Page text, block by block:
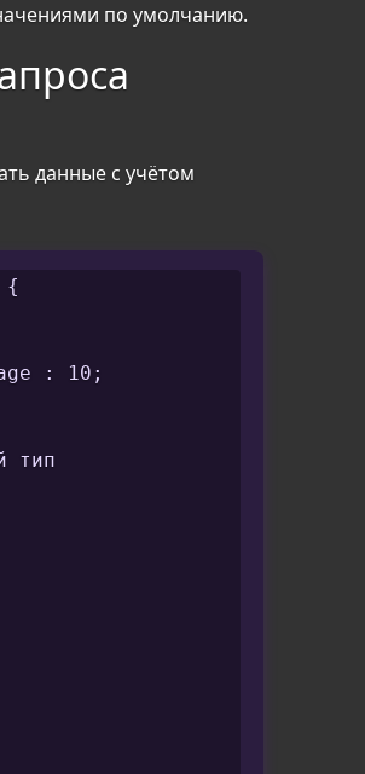
по умолчанию.
данные с учётом
{
: 10;
тип